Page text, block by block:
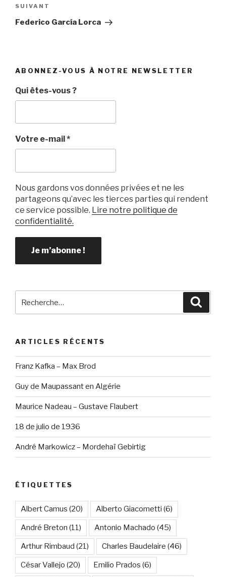
Article
suivant
SUIVANT
Federico García Lorca
ABONNEZ-VOUS À NOTRE NEWSLETTER
Qui êtes-vous ?
Votre e-mail *
Nous gardons vos données privées et ne les
partageons qu’avec les tierces parties qui rendent
ce service possible. Lire notre politique de
confidentialité.
pour
ARTICLES RÉCENTS
Franz Kafka – Max Brod
Guy de Maupassant en Algérie
Maurice Nadeau – Gustave Flaubert
18 de julio de 1936
André Markowicz – Mordehaï Gebirtig
ÉTIQUETTES
Albert Camus (20) Alberto Giacometti (6)
André Breton (11) Antonio Machado (45)
Arthur Rimbaud (21) Charles Baudelaire (46)
César Vallejo (20) Emilio Prados (6)